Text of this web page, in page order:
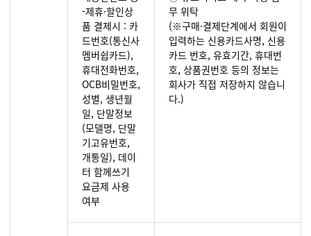
-제휴·할인상
품 결제시 : 카
드번호(통신사
멤버쉽카드),
휴대전화번호,
OCB비밀번호,
성별, 생년월
일, 단말정보
(모델명, 단말
기고유번호,
개통일), 데이
터 함께쓰기
요금제 사용
여부
무 위탁
(※구매·결제단계에서 회원이
입력하는 신용카드사명, 신용
카드 번호, 유효기간, 휴대번
호, 상품권번호 등의 정보는
회사가 직접 저장하지 않습니
다.)